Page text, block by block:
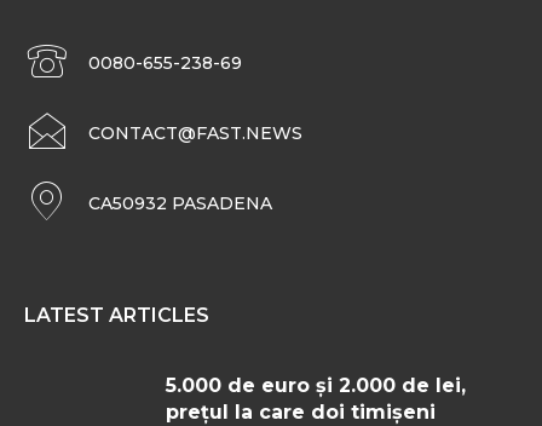
0080-655-238-69
CONTACT@FAST.NEWS
CA50932 PASADENA
LATEST ARTICLES
5.000 de euro și 2.000 de lei,
prețul la care doi timișeni